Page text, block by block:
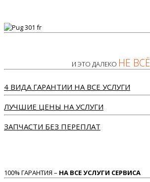
И ЭТО ДАЛЕКО НЕ ВСЁ
4 ВИДА ГАРАНТИИ НА ВСЕ УСЛУГИ
ЛУЧШИЕ ЦЕНЫ НА УСЛУГИ
ЗАПЧАСТИ БЕЗ ПЕРЕПЛАТ
100% ГАРАНТИЯ – НА ВСЕ УСЛУГИ СЕРВИСА